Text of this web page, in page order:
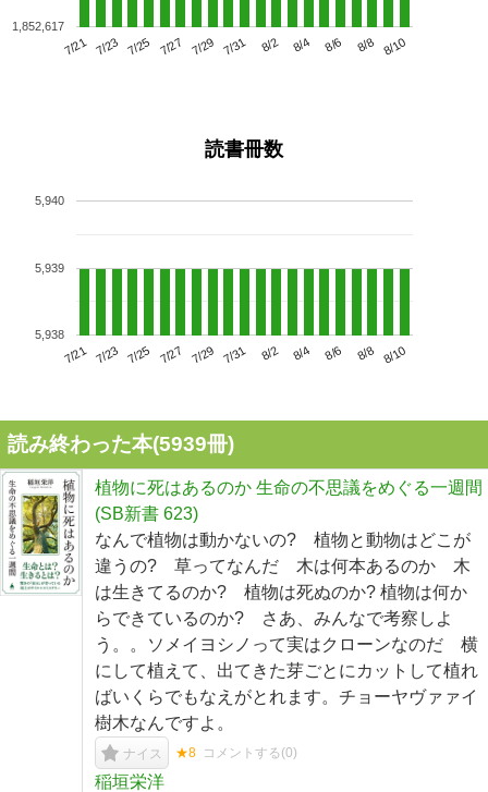
7/21 7/23 7/25 7/27 7/29 7/31 8/2 8/4 8/6 8/8 8/10
1,852,617
読書冊数
7/21 7/23 7/25 7/27 7/29 7/31 8/2 8/4 8/6 8/8 8/10
5,938
5,939
5,940
読み終わった本(5939冊)
植物に死はあるのか 生命の不思議をめぐる一週間
(SB新書 623)
なんで植物は動かないの? 植物と動物はどこが
違うの? 草ってなんだ 木は何本あるのか 木
は生きてるのか? 植物は死ぬのか? 植物は何か
らできているのか? さあ、みんなで考察しよ
う。。ソメイヨシノって実はクローンなのだ 横
にして植えて、出てきた芽ごとにカットして植れ
ばいくらでもなえがとれます。チョーヤヴァァイ
樹木なんですよ。
ナイス ★8 コメントする(0)
稲垣栄洋